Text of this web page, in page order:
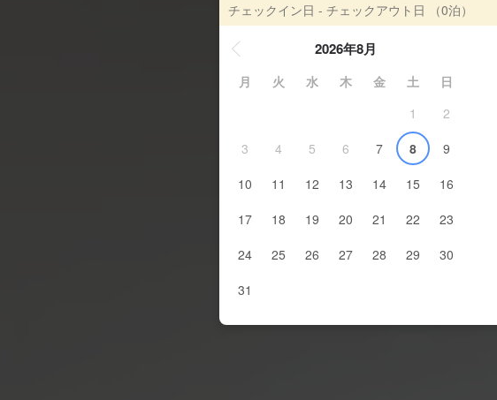
チェックイン日 - チェックアウト日 （0泊）
2026年8月
月 火 水 木 金 土
日
1
2
3
4 5 6 7 8
9
10
11 12 13 14 15
16
17
18 19 20 21 22
23
24
25 26 27 28 29
30
31